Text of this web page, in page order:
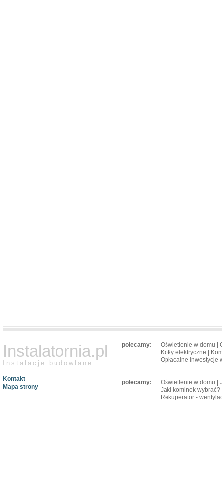
Instalatornia.pl
Instalacje budowlane
Kontakt
Mapa strony
polecamy: Oświetlenie w domu
Kotły elektryczne
Opłacalne inwestycje
polecamy: Oświetlenie w domu
Jaki kominek wybrać?
Rekuperator -